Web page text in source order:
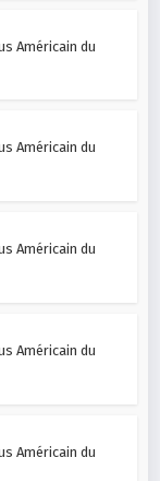
Américain du
Américain du
Américain du
Américain du
Américain du